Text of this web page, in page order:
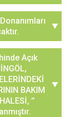
Açık
BAKIM
’’